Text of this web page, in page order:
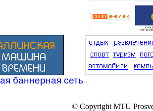
баннерная сеть
© Copyright MTU